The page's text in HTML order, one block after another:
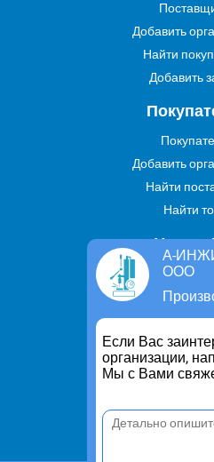
А-
ООО
Если Вас
организации,
Мы с Вами
Добавить
Найти
Добавить
Добавить
Найти
Найти
Найти
Предложить
Политика